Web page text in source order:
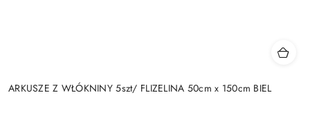
ARKUSZE Z WŁÓKNINY 5szt/ FLIZELINA 50cm x 150cm BIEL